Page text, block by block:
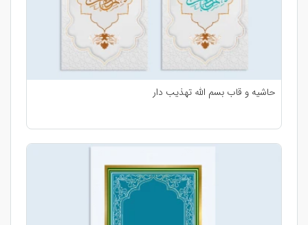
حاشیه و قاب بسم الله تهذیب دار